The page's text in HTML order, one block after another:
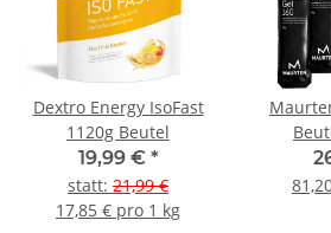
Dextro Energy IsoFast
1120g Beutel
19,99 € *
statt: 21,99 €
17,85 € pro 1 kg